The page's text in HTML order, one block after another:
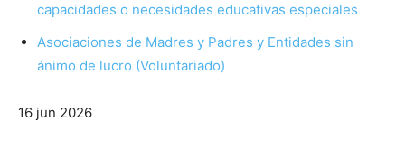
capacidades o necesidades educativas especiales
Asociaciones de Madres y Padres y Entidades sin
ánimo de lucro (Voluntariado)
16 jun 2026